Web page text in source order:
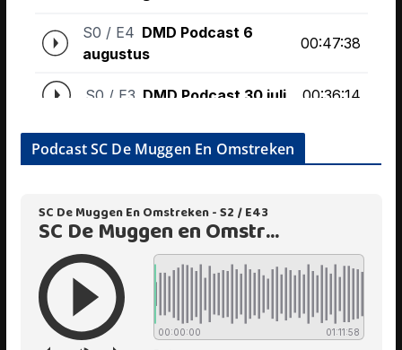
Podcast SC De Muggen En Omstreken